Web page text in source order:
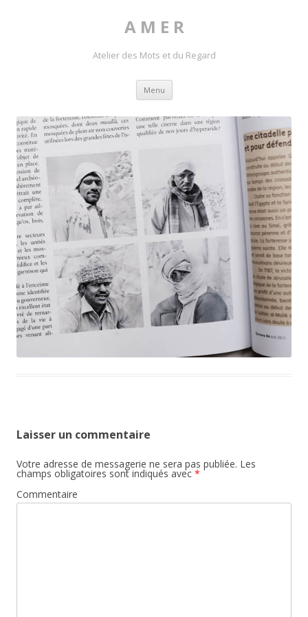
A M E R
Atelier des Mots et du Regard
Menu Skip to content
Laisser un commentaire
Votre adresse de messagerie ne sera pas publiée. Les
champs obligatoires sont indiqués avec *
Commentaire